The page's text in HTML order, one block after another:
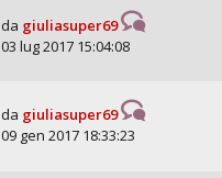
da giuliasuper69
03 lug 2017 15:04:08
da giuliasuper69
09 gen 2017 18:33:23